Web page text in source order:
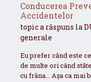
Conducerea
Accidentelor
topic a răspuns la
generale
Eu prefer când este
de multe ori când
cu frâna... Așa ca mai